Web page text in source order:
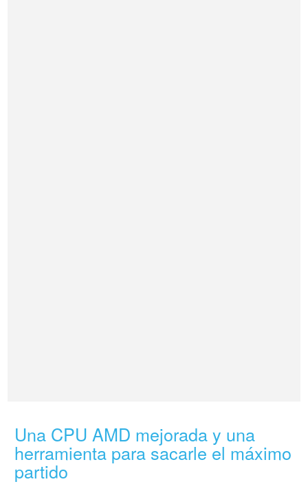
Una CPU AMD mejorada y una
herramienta para sacarle el máximo
partido